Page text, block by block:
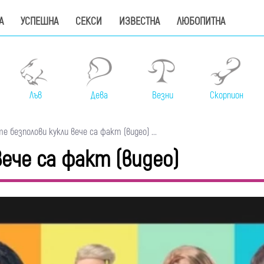
УСПЕШНА СЕКСИ ИЗВЕСТНА ЛЮБОПИТНА
Лъв Дева Везни Скорпион
безполови кукли вече са факт (видео) ...
са факт (видео)